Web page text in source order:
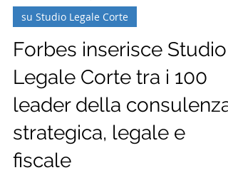
26 feb 2019 Tempo di lettura: 1 min
su Studio Legale Corte
Forbes inserisce Studio
Legale Corte tra i 100
leader della consulenza
strategica, legale e